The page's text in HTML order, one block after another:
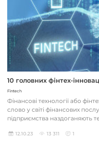
10 головних фінтех-
Fintech
Фінансові технології або
слово у світі фінансових
підприємства наздоганяють
12.10.23 13 311 1